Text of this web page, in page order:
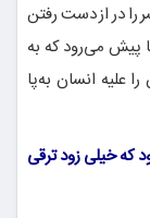
را در از دست رفتن
پیش می‌رود که به
علیه انسان به‌پا
که خیلی زود ترقی